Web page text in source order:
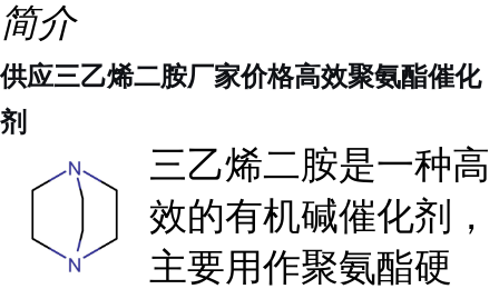
简介
供应三乙烯二胺厂家价格高效聚氨酯催化
剂
三乙烯二胺是一种高
效的有机碱催化剂，
主要用作聚氨酯硬